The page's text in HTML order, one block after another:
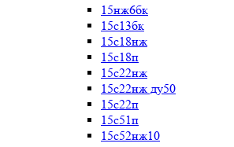
15нж6бк
15с13бк
15с18нж
15с18п
15с22нж
15с22нж ду50
15с22п
15с51п
15с52нж10